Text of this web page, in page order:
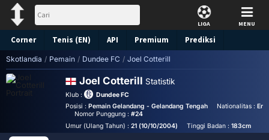
LIGA MENU
Corner Tenis (EN) API Premium Prediksi
Skotlandia / Pemain / Dundee FC / Joel Cotterill
Joel Cotterill Statistik
Klub :
Dundee FC
Posisi : Pemain Gelandang - Gelandang Tengah Nationalitas :
Nomor Punggung :#24
Umur (Ulang Tahun) : 21 (10/10/2004) Tinggi Badan :183cm